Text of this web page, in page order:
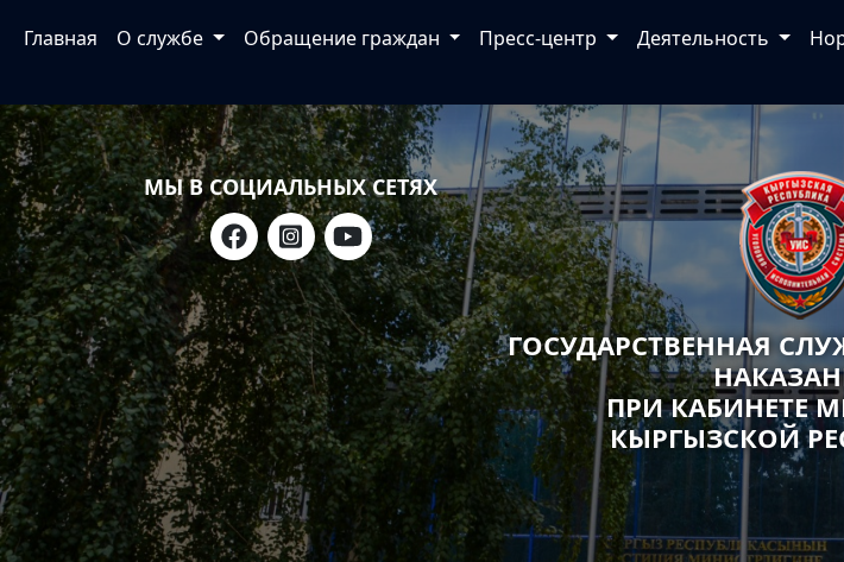
Главная О службе Обращение граждан Пресс-центр Деятельность
МЫ В СОЦИАЛЬНЫХ СЕТЯХ
ГОСУДАРСТВЕННАЯ
ПРИ КАБИНЕТЕ
КЫРГЫЗСКОЙ